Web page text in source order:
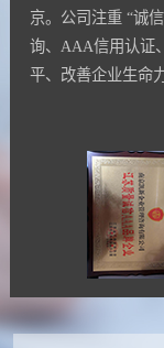
京。公司注重 “诚
询、AAA信用认证
平、改善企业生命